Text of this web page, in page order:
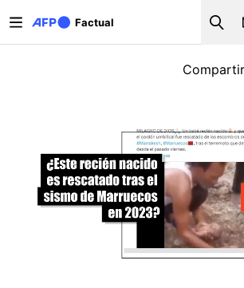
Factual
Solapas principales